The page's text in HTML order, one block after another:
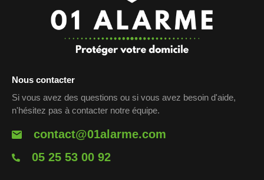
Nous contacter
Si vous avez des questions ou si vous avez besoin d'aide,
n'hésitez pas à contacter notre équipe.
contact@01alarme.com
05 25 53 00 92